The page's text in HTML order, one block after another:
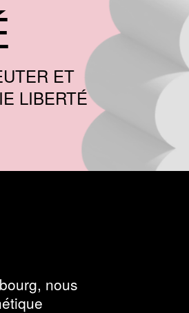
ET
LIBERTÉ
nous